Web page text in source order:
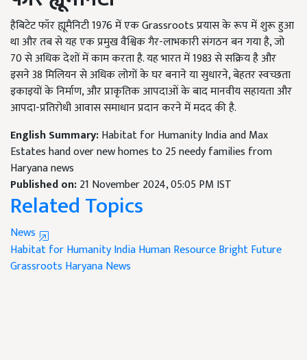
हैबिटेट फॉर ह्यूमैनिटी 1976 में एक Grassroots प्रयास के रूप में शुरू हुआ
था और तब से यह एक प्रमुख वैश्विक गैर-लाभकारी संगठन बन गया है, जो
70 से अधिक देशों में काम करता है. यह भारत में 1983 से सक्रिय है और
इसने 38 मिलियन से अधिक लोगों के घर बनाने या सुधारने, बेहतर स्वच्छता
इकाइयों के निर्माण, और प्राकृतिक आपदाओं के बाद मानवीय सहायता और
आपदा-प्रतिरोधी आवास समाधान प्रदान करने में मदद की है.
English Summary:Habitat for Humanity India and Max
Estates hand over new homes to 25 needy families from
Haryana news
Published on:21 November 2024, 05:05 PM IST
Related Topics
News
Habitat for Humanity IndiaHuman ResourceBright Future
Grassroots Haryana News